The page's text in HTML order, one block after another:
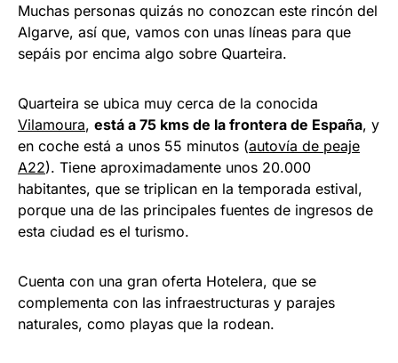
Muchas personas quizás no conozcan este rincón del
Algarve, así que, vamos con unas líneas para que
sepáis por encima algo sobre Quarteira.
Quarteira se ubica muy cerca de la conocida
Vilamoura, está a 75 kms de la frontera de España, y
en coche está a unos 55 minutos (autovía de peaje
A22). Tiene aproximadamente unos 20.000
habitantes, que se triplican en la temporada estival,
porque una de las principales fuentes de ingresos de
esta ciudad es el turismo.
Cuenta con una gran oferta Hotelera, que se
complementa con las infraestructuras y parajes
naturales, como playas que la rodean.